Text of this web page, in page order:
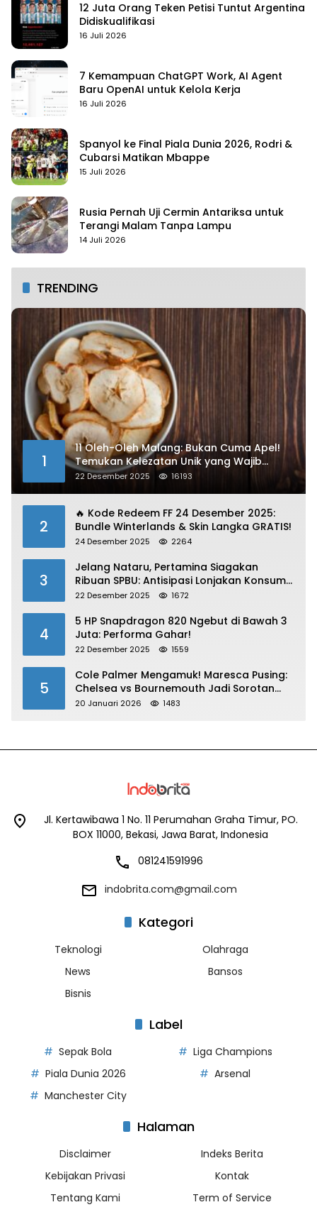
12 Juta Orang Teken Petisi Tuntut Argentina
Didiskualifikasi
16 Juli 2026
7 Kemampuan ChatGPT Work, AI Agent
Baru OpenAI untuk Kelola Kerja
16 Juli 2026
Spanyol ke Final Piala Dunia 2026, Rodri &
Cubarsi Matikan Mbappe
15 Juli 2026
Rusia Pernah Uji Cermin Antariksa untuk
Terangi Malam Tanpa Lampu
14 Juli 2026
TRENDING
1
11 Oleh-Oleh Malang: Bukan Cuma Apel!
Temukan Kelezatan Unik yang Wajib
Dibawa
22 Desember 2025 16193
2
🔥 Kode Redeem FF 24 Desember 2025:
Bundle Winterlands & Skin Langka GRATIS!
24 Desember 2025 2264
3
Jelang Nataru, Pertamina Siagakan
Ribuan SPBU: Antisipasi Lonjakan Konsumsi
BBM dan LPG!
22 Desember 2025 1672
4
5 HP Snapdragon 820 Ngebut di Bawah 3
Juta: Performa Gahar!
22 Desember 2025 1559
5
Cole Palmer Mengamuk! Maresca Pusing:
Chelsea vs Bournemouth Jadi Sorotan
Utama
20 Januari 2026 1483
Jl. Kertawibawa 1 No. 11 Perumahan Graha Timur, PO.
BOX 11000, Bekasi, Jawa Barat, Indonesia
081241591996
indobrita.com@gmail.com
Kategori
Teknologi
Olahraga
News
Bansos
Bisnis
Label
Sepak Bola
Liga Champions
Piala Dunia 2026
Arsenal
Manchester City
Halaman
Disclaimer
Indeks Berita
Kebijakan Privasi
Kontak
Tentang Kami
Term of Service